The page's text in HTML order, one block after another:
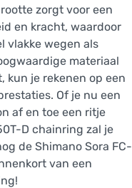
zorgt voor een
en kracht, waardoor
vlakke wegen als
materiaal
kun je rekenen op een
Of je nu een
af en toe een ritje
D chainring zal je
de Shimano Sora FC-
van een